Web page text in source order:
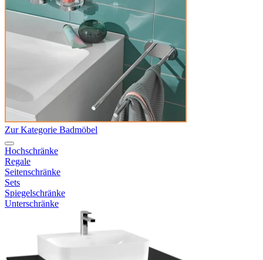
Zur Kategorie Badmöbel
Hochschränke
Regale
Seitenschränke
Sets
Spiegelschränke
Unterschränke